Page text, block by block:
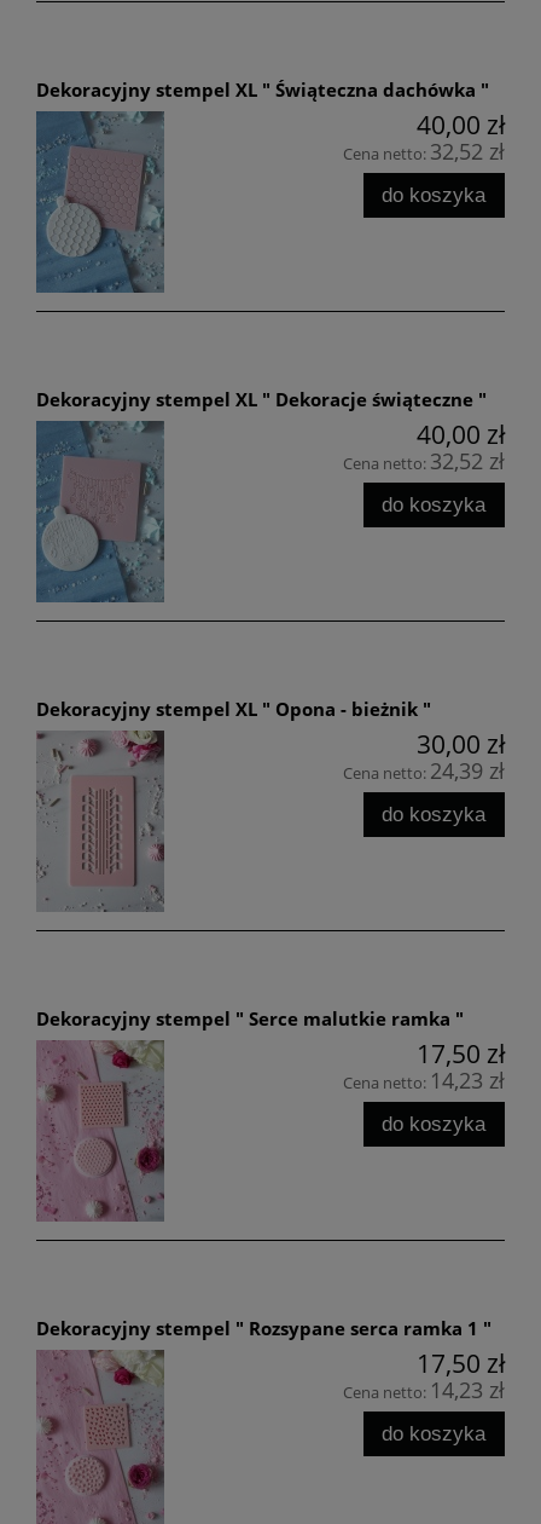
Dekoracyjny stempel XL " Świąteczna dachówka "
40,00 zł
Cena netto: 32,52 zł
do koszyka
Dekoracyjny stempel XL " Dekoracje świąteczne "
40,00 zł
Cena netto: 32,52 zł
do koszyka
Dekoracyjny stempel XL " Opona - bieżnik "
30,00 zł
Cena netto: 24,39 zł
do koszyka
Dekoracyjny stempel " Serce malutkie ramka "
17,50 zł
Cena netto: 14,23 zł
do koszyka
Dekoracyjny stempel " Rozsypane serca ramka 1 "
17,50 zł
Cena netto: 14,23 zł
do koszyka